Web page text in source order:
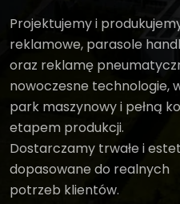
Projektujemy i
reklamowe, parasole
oraz reklamę
nowoczesne technologie,
park maszynowy i pełną
etapem produkcji.
Dostarczamy trwałe i
dopasowane do realnych
potrzeb klientów.
Projektujemy i
reklamowe, parasole
oraz reklamę
nowoczesne technologie,
park maszynowy i pełną
etapem produkcji.
Dostarczamy trwałe i
dopasowane do realnych
potrzeb klientów.